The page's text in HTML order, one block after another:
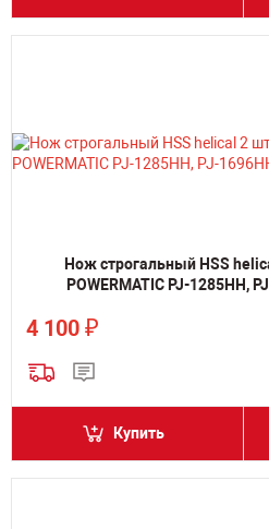
Нож строгальный HSS
POWERMATIC PJ-1285HH,
4 100 ₽
Купить